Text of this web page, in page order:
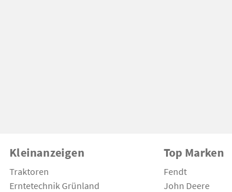
Kleinanzeigen
Traktoren
Erntetechnik Grünland
Top Marken
Fendt
John Deere